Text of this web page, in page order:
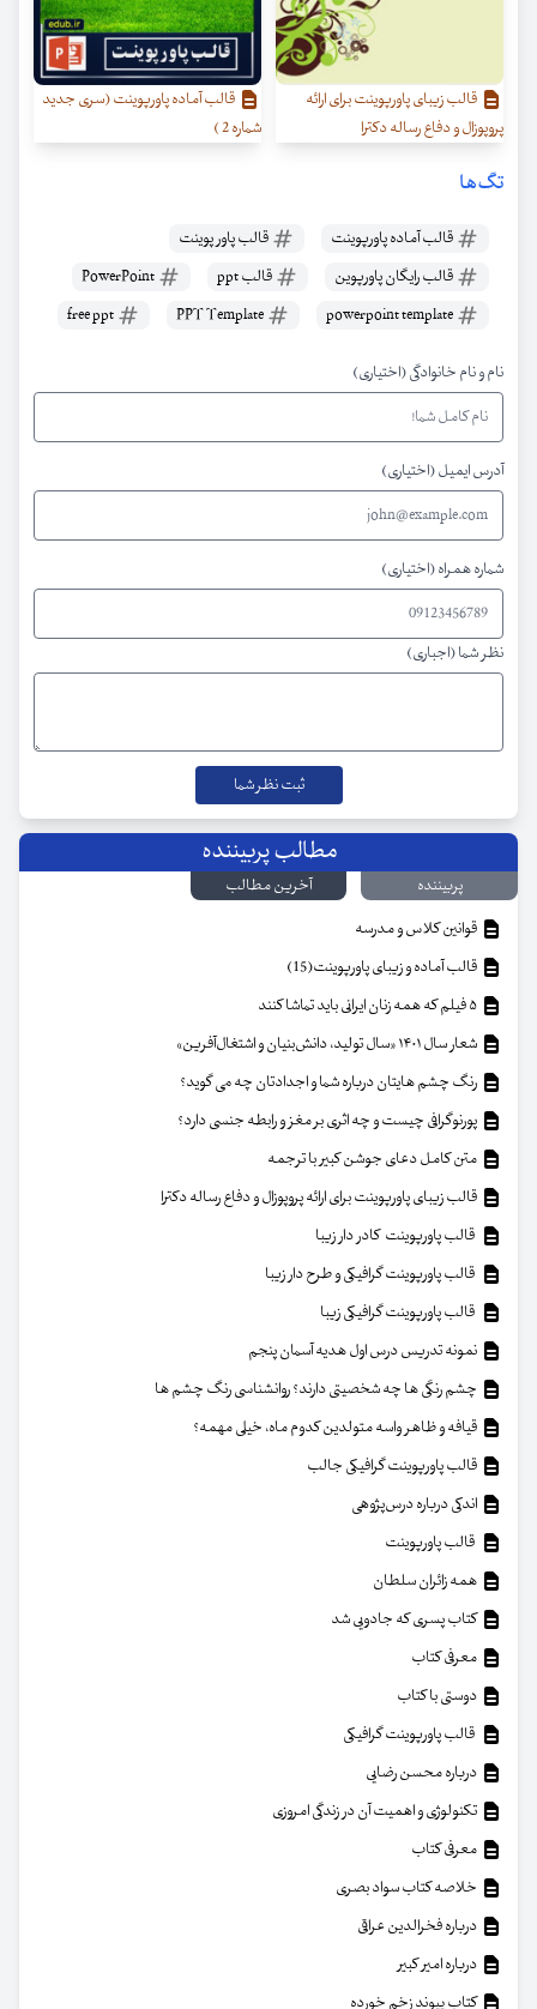
قالب زیبای پاورپوینت برای ارائه
پروپوزال و دفاع رساله دکترا
قالب آماده پاورپوینت (سری جدید
شماره 2 )
تگ‌ها
قالب آماده پاورپوینت
قالب پاور پوینت
قالب رایگان پاورپوین
قالب ppt
نام و نام خانوادگی (اختیاری)
آدرس ایمیل (اختیاری)
شماره همراه (اختیاری)
نظر شما (اجباری)
مطالب پربیننده
پربیننده
آخرین مطالب
قوانین کلاس و مدرسه
قالب آماده و زیبای پاورپوینت(15)
شعار سال ۱۴۰۱ «سال تولید، دانش‌بنیان و اشتغال‌آفرین»
رنگ چشم هایتان درباره شما و اجدادتان چه می گوید؟
پورنوگرافی چیست و چه اثری بر مغز و رابطه جنسی دارد؟
متن کامل دعای جوشن کبیر با ترجمه
قالب زیبای پاورپوینت برای ارائه پروپوزال و دفاع رساله دکترا
قالب پاورپوینت کادر دار زیبا
قالب پاورپوینت گرافیکی و طرح دار زیبا
قالب پاورپوینت گرافیکی زیبا
نمونه تدریس درس اول هدیه آسمان پنجم
چشم رنگی ها چه شخصیتی دارند؟ روانشناسی رنگ چشم ها
قیافه و ظاهر واسه متولدین کدوم ماه، خیلی مهمه؟
قالب پاورپوینت گرافیکی جالب
اندکی درباره درس‌پژوهی
قالب پاورپوینت
همه زائران سلطان
کتاب پسری که جادویی شد
معرفی کتاب
دوستی با کتاب
قالب پاورپوینت گرافیکی
درباره محسن رضایی
تکنولوژی و اهمیت آن در زندگی امروزی
معرفی کتاب
خلاصه کتاب سواد بصری
درباره فخرالدین عراقی
درباره امیر کبیر
کتاب پیوند زخم خورده